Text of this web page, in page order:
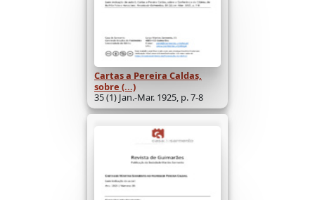
Cartas a Pereira Caldas,
sobre (...)
35 (1) Jan.-Mar. 1925, p. 7-8